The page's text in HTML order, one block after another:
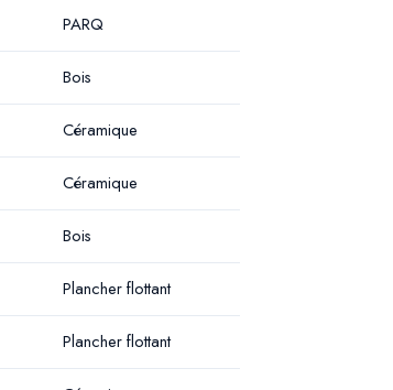
PARQ
Bois
Céramique
Céramique
Bois
Plancher flottant
Plancher flottant